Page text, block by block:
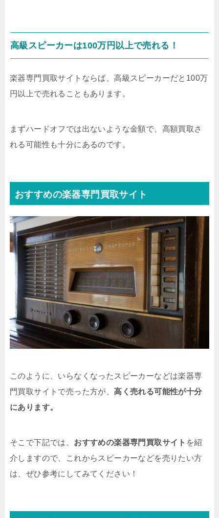
高級スピーカーは100万円以上で売れる！
楽器専門買取サイトならば、高級スピーカーだと100万
円以上で売れることもあります。
まずハードオフでは出ないような金額で、高額買取さ
れる可能性も十分にあるのです。
おすすめの楽器専門買取サイト
このように、いらなくなったスピーカーなどは楽器専
門買取サイトで売った方が、高く売れる可能性が十分
にあります。
そこで下記では、 おすすめの楽器専門買取サイト を紹
介しますので、これからスピーカーなどを売りたい方
は、ぜひ参考にしてみてください！